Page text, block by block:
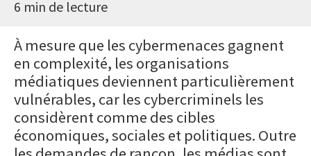
6 min de lecture
À mesure que les cybermenaces gagnent
en complexité, les organisations
médiatiques deviennent particulièrement
vulnérables, car les cybercriminels les
considèrent comme des cibles
économiques, sociales et politiques. Outre